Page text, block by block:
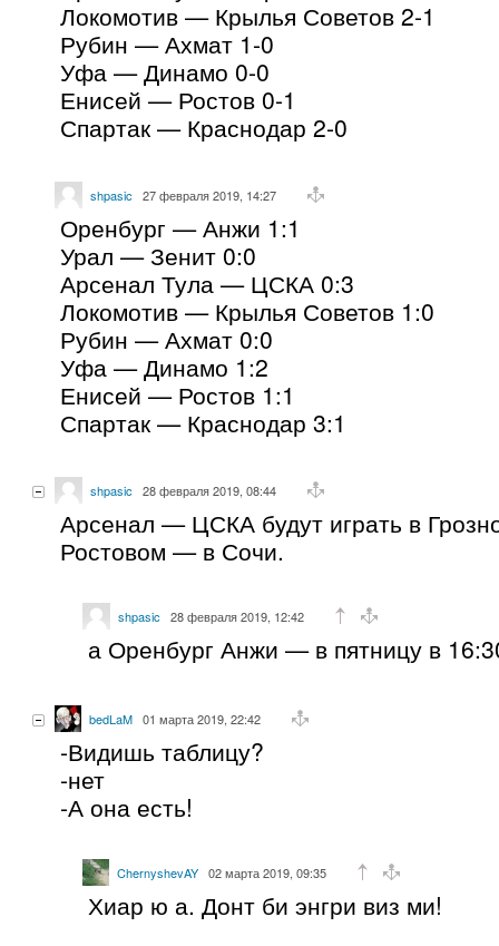
Локомотив — Крылья Советов 2-1
Рубин — Ахмат 1-0
Уфа — Динамо 0-0
Енисей — Ростов 0-1
Спартак — Краснодар 2-0
shpasic 27 февраля 2019, 14:27
Оренбург — Анжи 1:1
Урал — Зенит 0:0
Арсенал Тула — ЦСКА 0:3
Локомотив — Крылья Советов 1:0
Рубин — Ахмат 0:0
Уфа — Динамо 1:2
Енисей — Ростов 1:1
Спартак — Краснодар 3:1
shpasic 28 февраля 2019, 08:44
Арсенал — ЦСКА будут играть в
Ростовом — в Сочи.
shpasic 28 февраля 2019, 12:42
а Оренбург Анжи — в пятницу в
bedLaM 01 марта 2019, 22:42
-Видишь таблицу?
-нет
-А она есть!
ChernyshevAY 02 марта 2019, 09:35
Хиар ю а. Донт би энгри виз ми!